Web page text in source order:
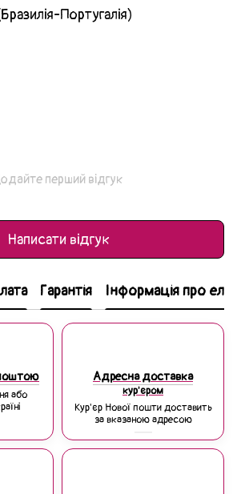
Португалія)
перший відгук
Написати відгук
Гарантія Інформація про
або
Адресна доставка
кур'єром
Кур'єр Нової пошти доставить
за вказаною адресою